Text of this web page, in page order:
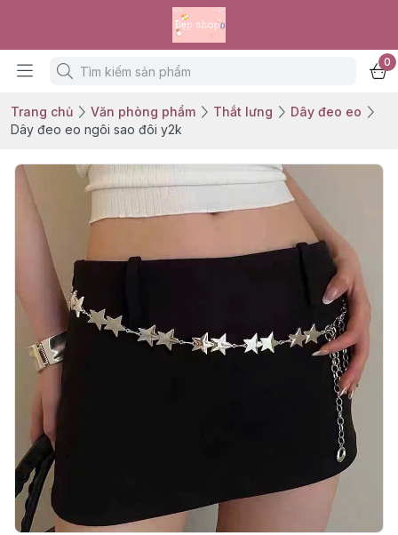
0
Trang chủ Văn phòng phẩm Thắt lưng
Dây đeo eo
Dây đeo eo ngôi sao đôi y2k